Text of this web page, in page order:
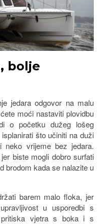
bolje
jedara odgovor na malu
moći nastaviti plovidbu
o početku dužeg lošeg
što učiniti na duži
neko vrijeme bez jedara.
biste mogli dobro surfati
brodom kada se nalazite u
barem malo floka, jer
u usporedbi s
pritiska vjetra s boka i s